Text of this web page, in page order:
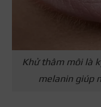
Khử thâm môi là
melanin giúp